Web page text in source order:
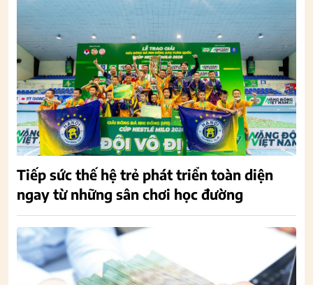
Tiếp sức thế hệ trẻ phát triển toàn diện
ngay từ những sân chơi học đường